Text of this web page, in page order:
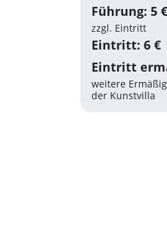
Führung: 5 €
zzgl. Eintritt
Eintritt: 6 €
Eintritt
weitere
der Kunstvilla